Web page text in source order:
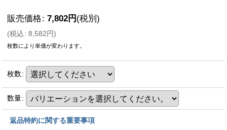
販売価格: 7,802円(税別)
(税込: 8,582円)
枚数により単価が変わります。
枚数:
数量:
返品特約に関する重要事項